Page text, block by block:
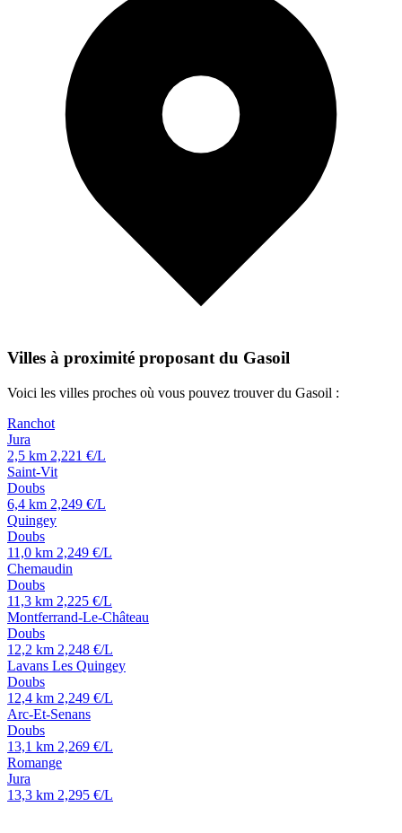
Villes à proximité proposant du Gasoil
Voici les villes proches où vous pouvez trouver du Gasoil :
Ranchot
Jura
2,5 km 2,221 €/L
Saint-Vit
Doubs
6,4 km 2,249 €/L
Quingey
Doubs
11,0 km 2,249 €/L
Chemaudin
Doubs
11,3 km 2,225 €/L
Montferrand-Le-Château
Doubs
12,2 km 2,248 €/L
Lavans Les Quingey
Doubs
12,4 km 2,249 €/L
Arc-Et-Senans
Doubs
13,1 km 2,269 €/L
Romange
Jura
13,3 km 2,295 €/L